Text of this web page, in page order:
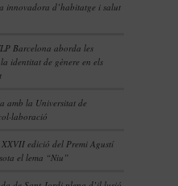
innovadora d’habitatge i salut
Barcelona aborda les
identitat de gènere en els
amb la Universitat de
edició del Premi Agustí
el lema “Niu”